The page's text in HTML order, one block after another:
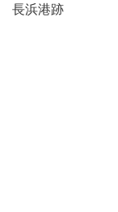
長浜港跡